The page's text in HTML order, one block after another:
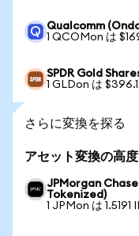
Qualcomm
1 QCOMon は
SPDR Gold
1 GLDon は
さらに変換を探る
アセット変換の高
JPMorgan
Tokenized)
1 JPMon は 1.5191